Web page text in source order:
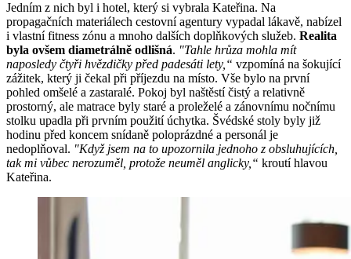
Jedním z nich byl i hotel, který si vybrala Kateřina. Na
propagačních materiálech cestovní agentury vypadal lákavě, nabízel
i vlastní fitness zónu a mnoho dalších doplňkových služeb. Realita
byla ovšem diametrálně odlišná. "Tahle hrůza mohla mít
naposledy čtyři hvězdičky před padesáti lety,“ vzpomíná na šokující
zážitek, který ji čekal při příjezdu na místo. Vše bylo na první
pohled omšelé a zastaralé. Pokoj byl naštěstí čistý a relativně
prostorný, ale matrace byly staré a proleželé a zánovnímu nočnímu
stolku upadla při prvním použití úchytka. Švédské stoly byly již
hodinu před koncem snídaně poloprázdné a personál je
nedoplňoval. "Když jsem na to upozornila jednoho z obsluhujících,
tak mi vůbec nerozuměl, protože neuměl anglicky,“ kroutí hlavou
Kateřina.